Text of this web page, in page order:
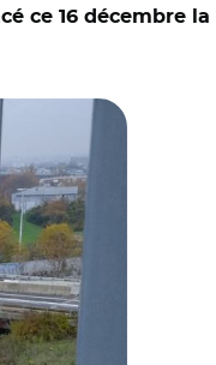
ce 16 décembre